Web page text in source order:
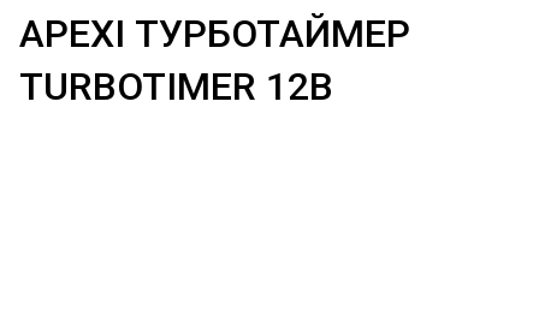
APEXI ТУРБОТАЙМЕР
TURBOTIMER 12В